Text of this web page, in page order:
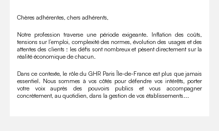
Chères adhérentes, chers adhérents,
Notre profession traverse une période exigeante. Inflation des coûts,
tensions sur l’emploi, complexité des normes, évolution des usages et des
attentes des clients : les défis sont nombreux et pèsent directement sur la
réalité économique de chacun.
Dans ce contexte, le rôle du GHR Paris Île-de-France est plus que jamais
essentiel. Nous sommes à vos côtés pour défendre vos intérêts, porter
votre voix auprès des pouvoirs publics et vous accompagner
concrètement, au quotidien, dans la gestion de vos établissements...